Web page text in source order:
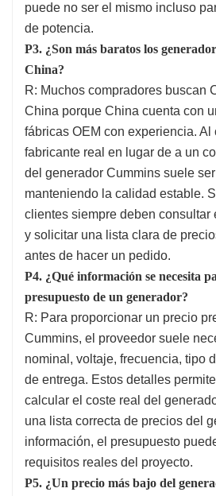
puede no ser el mismo incluso
de potencia.
P3. ¿Son más baratos los
China?
R: Muchos compradores buscan
China porque China cuenta con
fábricas OEM con experiencia. Al
fabricante real en lugar de a un
del generador Cummins suele
manteniendo la calidad estable.
clientes siempre deben consultar
y solicitar una lista clara de
antes de hacer un pedido.
P4. ¿Qué información se necesita
presupuesto de un generador?
R: Para proporcionar un precio
Cummins, el proveedor suele
nominal, voltaje, frecuencia, tipo
de entrega. Estos detalles
calcular el coste real del
una lista correcta de precios del
información, el presupuesto
requisitos reales del proyecto.
P5. ¿Un precio más bajo del